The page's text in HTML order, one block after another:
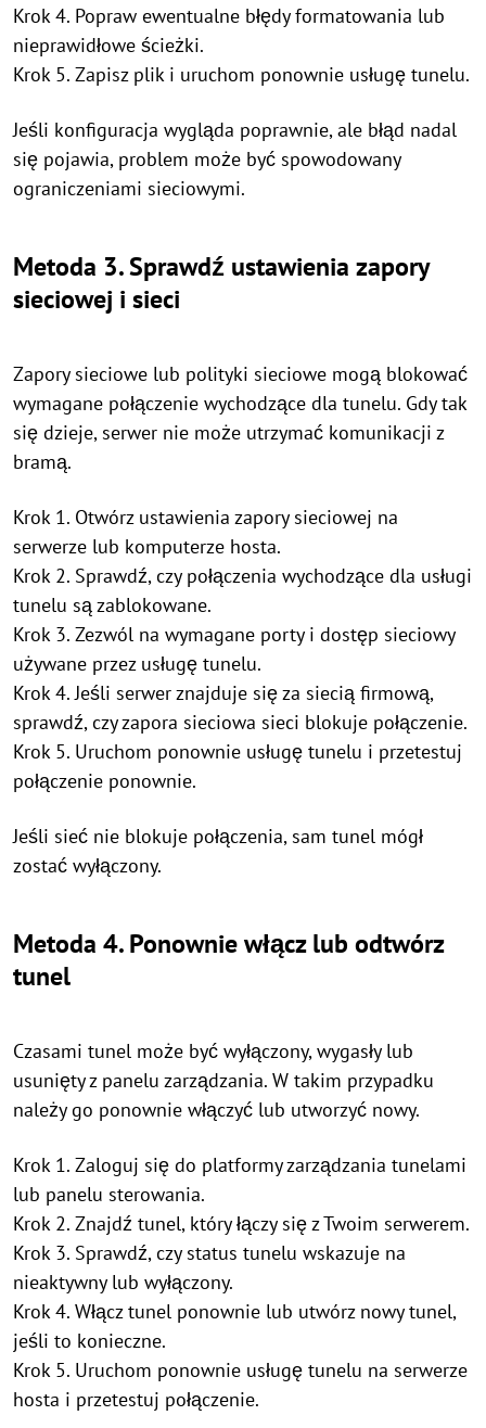
Krok 4. Popraw ewentualne błędy formatowania lub
nieprawidłowe ścieżki.
Krok 5. Zapisz plik i uruchom ponownie usługę tunelu.
Jeśli konfiguracja wygląda poprawnie, ale błąd nadal
się pojawia, problem może być spowodowany
ograniczeniami sieciowymi.
Metoda 3. Sprawdź ustawienia zapory
sieciowej i sieci
Zapory sieciowe lub polityki sieciowe mogą blokować
wymagane połączenie wychodzące dla tunelu. Gdy tak
się dzieje, serwer nie może utrzymać komunikacji z
bramą.
Krok 1. Otwórz ustawienia zapory sieciowej na
serwerze lub komputerze hosta.
Krok 2. Sprawdź, czy połączenia wychodzące dla usługi
tunelu są zablokowane.
Krok 3. Zezwól na wymagane porty i dostęp sieciowy
używane przez usługę tunelu.
Krok 4. Jeśli serwer znajduje się za siecią firmową,
sprawdź, czy zapora sieciowa sieci blokuje połączenie.
Krok 5. Uruchom ponownie usługę tunelu i przetestuj
połączenie ponownie.
Jeśli sieć nie blokuje połączenia, sam tunel mógł
zostać wyłączony.
Metoda 4. Ponownie włącz lub odtwórz
tunel
Czasami tunel może być wyłączony, wygasły lub
usunięty z panelu zarządzania. W takim przypadku
należy go ponownie włączyć lub utworzyć nowy.
Krok 1. Zaloguj się do platformy zarządzania tunelami
lub panelu sterowania.
Krok 2. Znajdź tunel, który łączy się z Twoim serwerem.
Krok 3. Sprawdź, czy status tunelu wskazuje na
nieaktywny lub wyłączony.
Krok 4. Włącz tunel ponownie lub utwórz nowy tunel,
jeśli to konieczne.
Krok 5. Uruchom ponownie usługę tunelu na serwerze
hosta i przetestuj połączenie.